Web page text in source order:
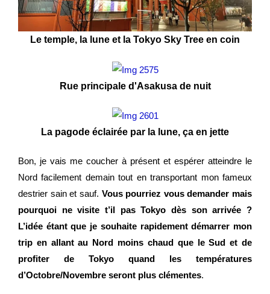
Le temple, la lune et la Tokyo Sky Tree en coin
Rue principale d'Asakusa de nuit
La pagode éclairée par la lune, ça en jette
Bon, je vais me coucher à présent et espérer atteindre le
Nord facilement demain tout en transportant mon fameux
destrier sain et sauf. Vous pourriez vous demander mais
pourquoi ne visite t’il pas Tokyo dès son arrivée ?
L’idée étant que je souhaite rapidement démarrer mon
trip en allant au Nord moins chaud que le Sud et de
profiter de Tokyo quand les températures
d’Octobre/Novembre seront plus clémentes.